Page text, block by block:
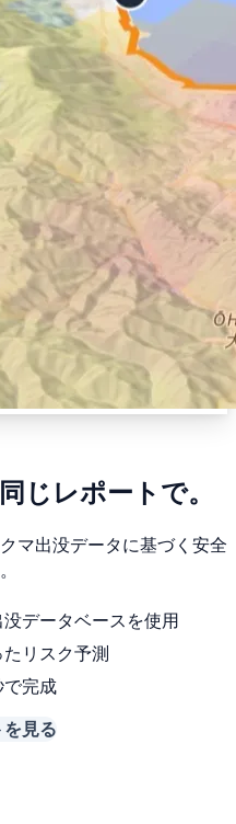
じレポートで。
マ出没データに基づく安全
データベースを使用
リスク予測
完成
見る